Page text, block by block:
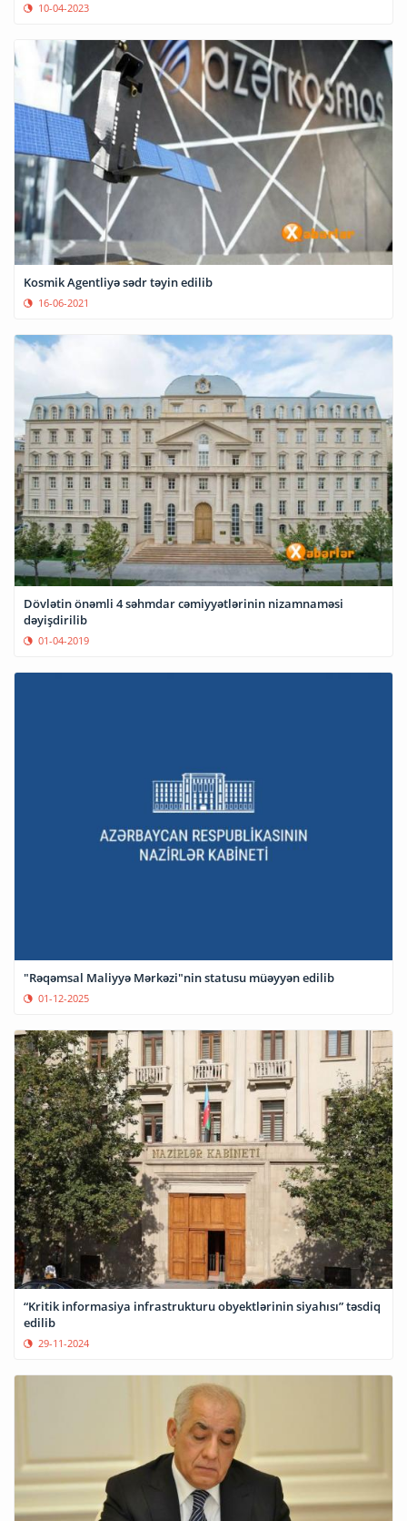
10-04-2023
Kosmik Agentliyə sədr təyin edilib
16-06-2021
Dövlətin önəmli 4 səhmdar cəmiyyətlərinin nizamnaməsi
dəyişdirilib
01-04-2019
"Rəqəmsal Maliyyə Mərkəzi"nin statusu müəyyən edilib
01-12-2025
“Kritik informasiya infrastrukturu obyektlərinin siyahısı” təsdiq
edilib
29-11-2024